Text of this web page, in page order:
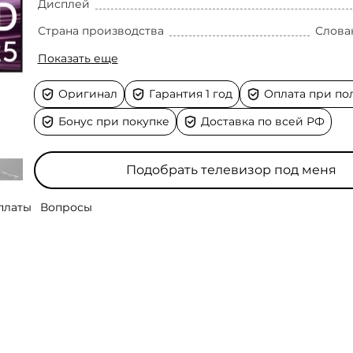
Дисплей
Страна производства
Показать еще
Оригинал Гарантия 1 год
Оплата при
Бонус при покупке
Доставка по всей РФ
Подобрать телевизор под меня
Вопросы
покупки товаров
при получении.
для Санкт-Петербурга, Ленинградской области,
какая диагональ и технология мне
вживую?